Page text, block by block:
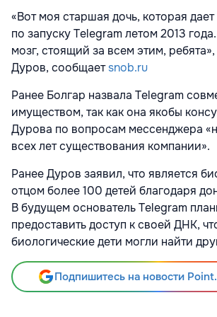
«Вот моя старшая дочь, которая
по запуску Telegram летом 2013
мозг, стоящий за всем этим,
Дуров, сообщаетsnob.ru
Ранее Болгар назвала Telegram
имуществом, так как она якобы
Дурова по вопросам мессенджера
всех лет существования компании».
Ранее Дуров заявил, что является
отцом более 100 детей благодаря
В будущем основатель Telegram
предоставить доступ к своей ДНК,
биологические дети могли найти
Подпишитесь на новости